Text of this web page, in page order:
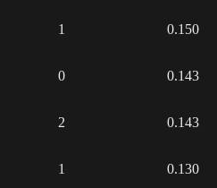
1 0.150
0 0.143
2 0.143
1 0.130